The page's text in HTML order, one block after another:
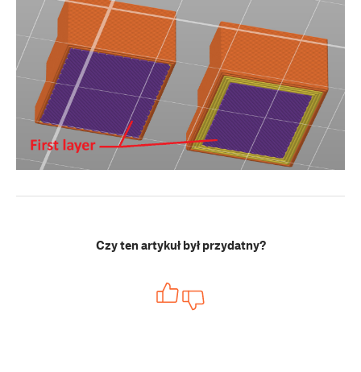
Czy ten artykuł był przydatny?